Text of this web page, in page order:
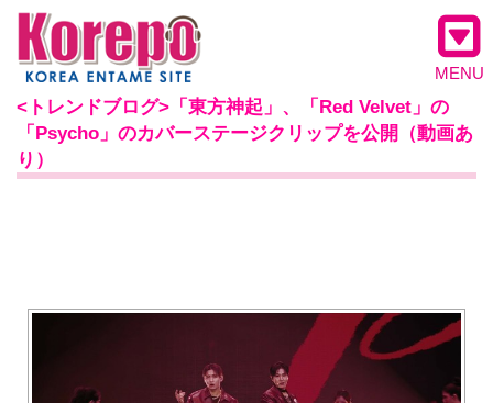
MENU
<トレンドブログ>「東方神起」、「Red Velvet」の
「Psycho」のカバーステージクリップを公開（動画あ
り）